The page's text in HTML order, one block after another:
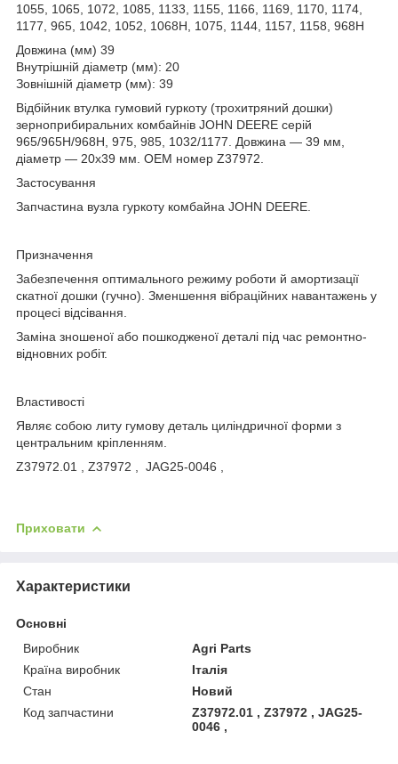
1055, 1065, 1072, 1085, 1133, 1155, 1166, 1169, 1170, 1174,
1177, 965, 1042, 1052, 1068H, 1075, 1144, 1157, 1158, 968H
Довжина (мм) 39
Внутрішній діаметр (мм): 20
Зовнішній діаметр (мм): 39
Відбійник втулка гумовий гуркоту (трохитряний дошки)
зерноприбиральних комбайнів JOHN DEERE серій
965/965H/968H, 975, 985, 1032/1177. Довжина — 39 мм,
діаметр — 20x39 мм. ОЕМ номер Z37972.
Застосування
Запчастина вузла гуркоту комбайна JOHN DEERE.
Призначення
Забезпечення оптимального режиму роботи й амортизації
скатної дошки (гучно). Зменшення вібраційних навантажень у
процесі відсівання.
Заміна зношеної або пошкодженої деталі під час ремонтно-
відновних робіт.
Властивості
Являє собою литу гумову деталь циліндричної форми з
центральним кріпленням.
Z37972.01 , Z37972 , JAG25-0046 ,
Приховати
Характеристики
Основні
Виробник
Agri Parts
Країна виробник
Італія
Стан
Новий
Код запчастини
Z37972.01 , Z37972 , JAG25-
0046 ,